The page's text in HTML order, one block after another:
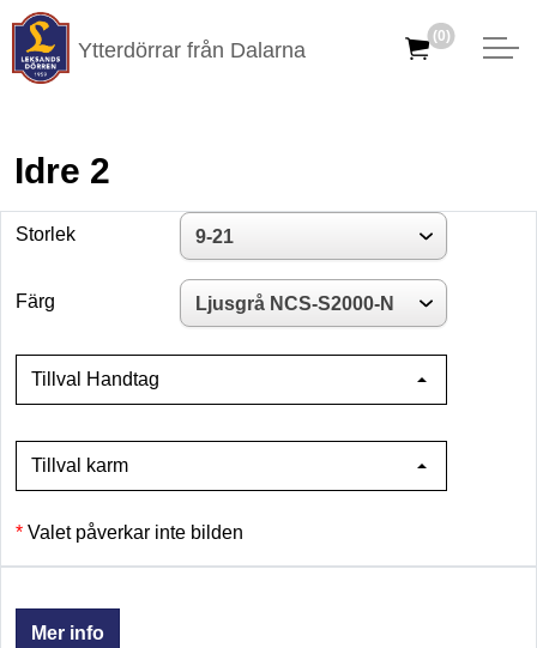
Ytterdörrar från Dalarna
(0)
Idre 2
Storlek
Färg
Tillval Handtag
Tillval karm
Valet påverkar inte bilden
Mer info